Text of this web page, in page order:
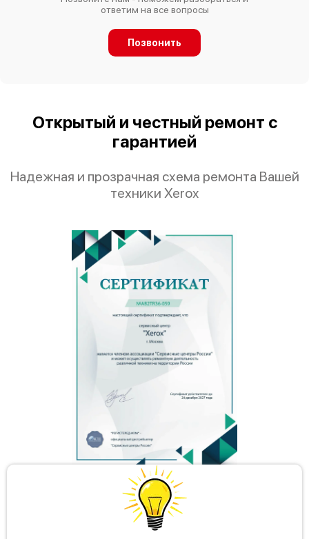
ответим на все вопросы
Позвонить
Открытый и честный ремонт с
гарантией
Надежная и прозрачная схема ремонта Вашей
техники Xerox